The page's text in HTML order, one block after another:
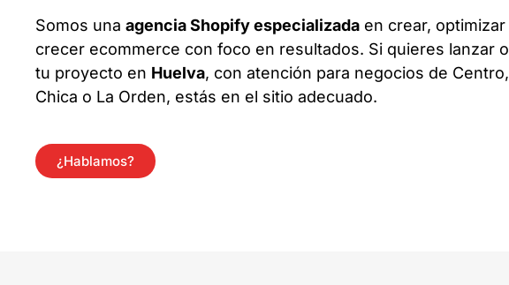
Somos una agencia Shopify especializada en crear,
crecer ecommerce con foco en resultados. Si quieres lanzar
tu proyecto en Huelva, con atención para negocios de
Chica o La Orden, estás en el sitio adecuado.
¿Hablamos?